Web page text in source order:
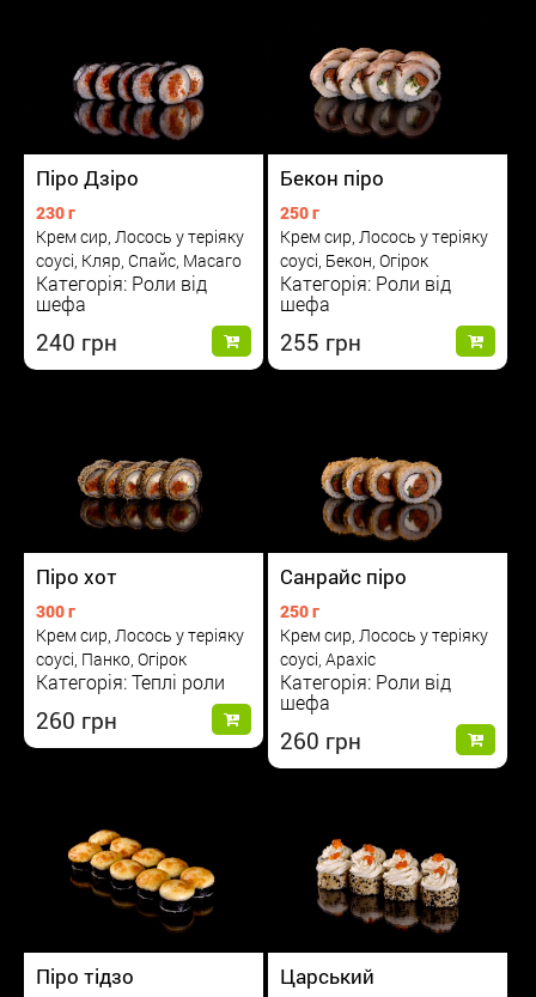
Піро Дзіро
230 г
Крем сир, Лосось у теріяку
соусі, Кляр, Спайс, Масаго
Категорія: Роли від
шефа
240
Бекон піро
250 г
Крем сир, Лосось у теріяку
соусі, Бекон, Огірок
Категорія: Роли від
шефа
255
Піро хот
300 г
Крем сир, Лосось у теріяку
соусі, Панко, Огірок
Категорія: Теплі роли
260
Санрайс піро
250 г
Крем сир, Лосось у теріяку
соусі, Арахіс
Категорія: Роли від
шефа
260
Піро тідзо Царський